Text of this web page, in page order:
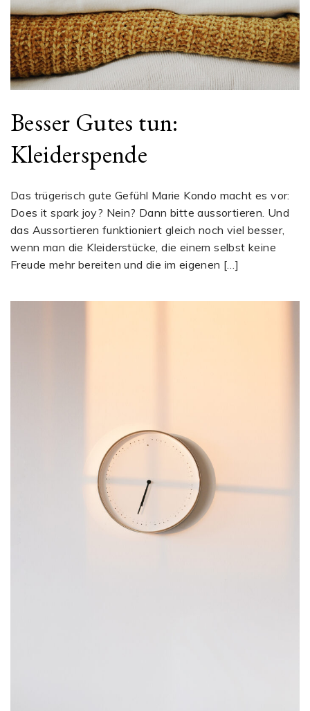
Besser Gutes tun:
Kleiderspende
Das trügerisch gute Gefühl Marie Kondo macht es vor:
Does it spark joy? Nein? Dann bitte aussortieren. Und
das Aussortieren funktioniert gleich noch viel besser,
wenn man die Kleiderstücke, die einem selbst keine
Freude mehr bereiten und die im eigenen […]